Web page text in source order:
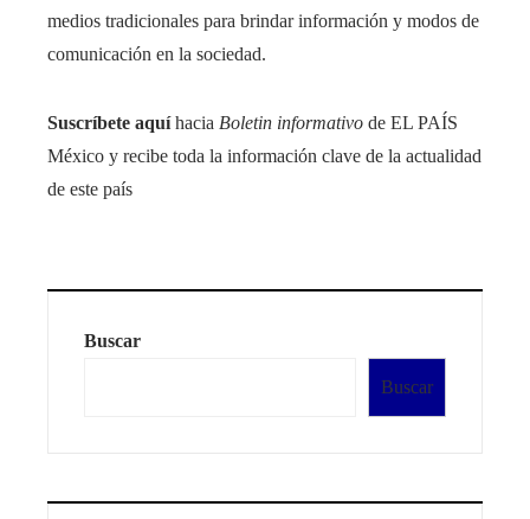
medios tradicionales para brindar información y modos de
comunicación en la sociedad.
Suscríbete aquí hacia Boletin informativo de EL PAÍS
México y recibe toda la información clave de la actualidad
de este país
Buscar
Buscar